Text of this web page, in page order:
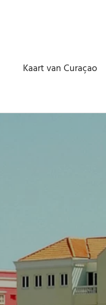
Kaart van Curaçao